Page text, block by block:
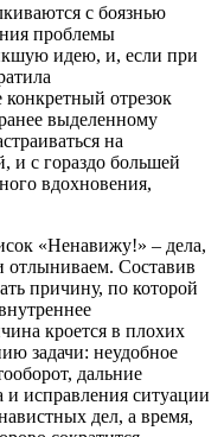
с боязнью
проблемы
идею, и, если при
конкретный отрезок
выделенному
на
и с гораздо большей
вдохновения,
«Ненавижу!» – дела,
отлыниваем. Составив
причину, по которой
кроется в плохих
задачи: неудобное
дальние
и исправления ситуации
дел, а время,